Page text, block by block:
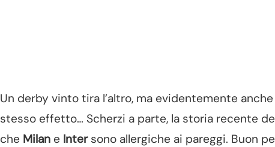
Un derby vinto tira l’altro, ma evidentemente
stesso effetto… Scherzi a parte, la storia recente
che Milan e Intersono allergiche ai pareggi. Buon